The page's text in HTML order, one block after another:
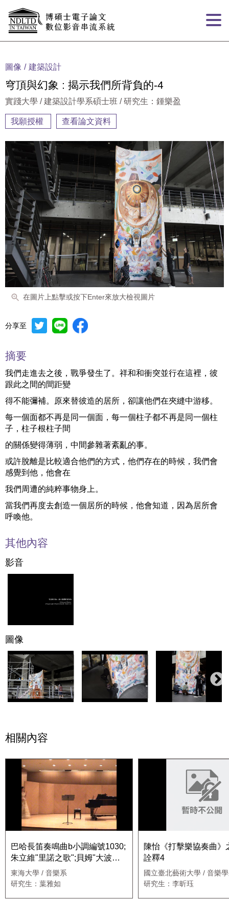
圖像 建築設計
穹頂與幻象 : 揭示我們所背負的-4
實踐大學 / 建築設計學系碩士班 / 研究生：鍾樂盈
我願授權 查看論文資料
在圖片上點擊或按下Enter來放大檢視圖片
分享至
摘要
我們走進去之後，戰爭發生了。祥和和衝突並行在這裡，彼
跟此之間的間距變
得不能彌補。原來替彼造的居所，卻讓他們在夾縫中游移。
每一個面都不再是同一個面，每一個柱子都不再是同一個柱
子，柱子根柱子間
的關係變得薄弱，中間參雜著紊亂的事。
或許脫離是比較適合他們的方式，他們存在的時候，我們會
感覺到他，他會在
我們周遭的純粹事物身上。
當我們再度去創造一個居所的時候，他會知道，因為居所會
呼喚他。
其他內容
影音
圖像
相關內容
巴哈長笛奏鳴曲b小調編號1030;
朱立維"里諾之歌";貝姆"大波蘭
舞曲";梅湘"黑鳥"
東海大學 / 音樂系
研究生：葉雅如
陳怡《打擊樂協奏曲》
詮釋4
國立臺北藝術大學 / 音樂
職專班
研究生：李昕珏